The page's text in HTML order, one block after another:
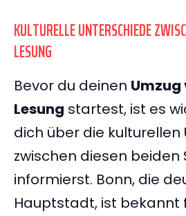
KULTURELLE UNTERSCHIEDE
LESUNG
Bevor du deinen Umzug
Lesung startest, ist es
dich über die kulturellen
zwischen diesen beiden
informierst. Bonn, die
Hauptstadt, ist bekannt